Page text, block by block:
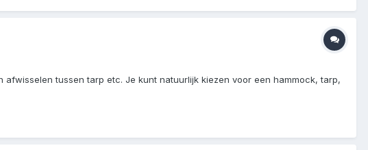
tussen tarp etc. Je kunt natuurlijk kiezen voor een hammock, tarp,